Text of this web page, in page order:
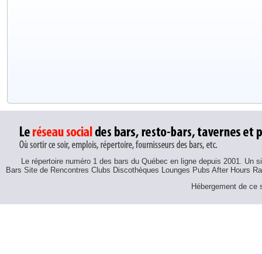
Le répertoire numéro 1 des bars du Québec en ligne depuis 2001.
Bars Site de Rencontres Clubs Discothèques Lounges Pubs After Hours
Hébergement de ce